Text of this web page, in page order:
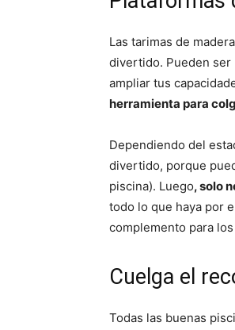
Las tarimas de
divertido. Pueden ser
ampliar tus
herramienta para
Dependiendo del
divertido, porque
piscina). Luego, solo
todo lo que haya por
complemento para
Cuelga el
Todas las buenas